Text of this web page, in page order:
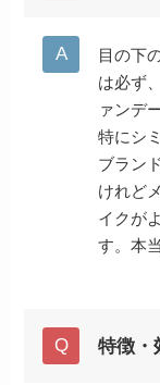
目の下
は必ず
ァンデ
特にシ
ブラン
けれど
イクが
す。本
特徴・